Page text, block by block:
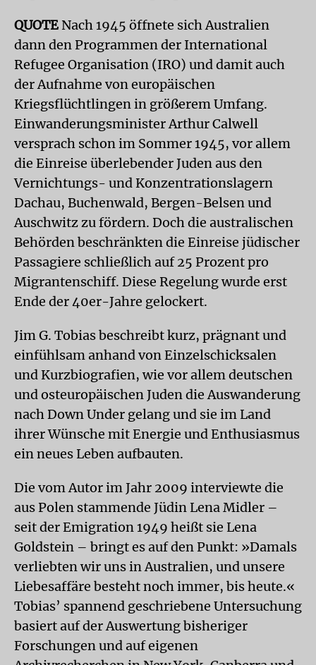
QUOTE Nach 1945 öffnete sich Australien
dann den Programmen der International
Refugee Organisation (IRO) und damit auch
der Aufnahme von europäischen
Kriegsflüchtlingen in größerem Umfang.
Einwanderungsminister Arthur Calwell
versprach schon im Sommer 1945, vor allem
die Einreise überlebender Juden aus den
Vernichtungs- und Konzentrationslagern
Dachau, Buchenwald, Bergen-Belsen und
Auschwitz zu fördern. Doch die australischen
Behörden beschränkten die Einreise jüdischer
Passagiere schließlich auf 25 Prozent pro
Migrantenschiff. Diese Regelung wurde erst
Ende der 40er-Jahre gelockert.
Jim G. Tobias beschreibt kurz, prägnant und
einfühlsam anhand von Einzelschicksalen
und Kurzbiografien, wie vor allem deutschen
und osteuropäischen Juden die Auswanderung
nach Down Under gelang und sie im Land
ihrer Wünsche mit Energie und Enthusiasmus
ein neues Leben aufbauten.
Die vom Autor im Jahr 2009 interviewte die
aus Polen stammende Jüdin Lena Midler –
seit der Emigration 1949 heißt sie Lena
Goldstein – bringt es auf den Punkt: »Damals
verliebten wir uns in Australien, und unsere
Liebesaffäre besteht noch immer, bis heute.«
Tobias’ spannend geschriebene Untersuchung
basiert auf der Auswertung bisheriger
Forschungen und auf eigenen